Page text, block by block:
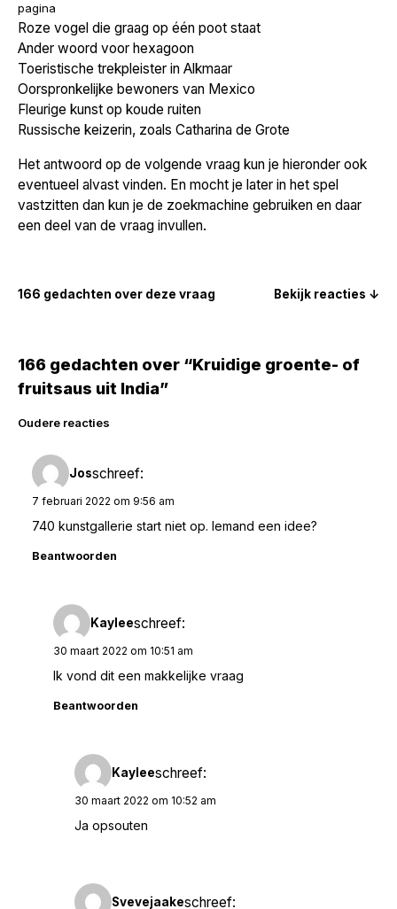
pagina
Roze vogel die graag op één poot staat
Ander woord voor hexagoon
Toeristische trekpleister in Alkmaar
Oorspronkelijke bewoners van Mexico
Fleurige kunst op koude ruiten
Russische keizerin, zoals Catharina de Grote
Het antwoord op de volgende vraag kun je hieronder ook
eventueel alvast vinden. En mocht je later in het spel
vastzitten dan kun je de zoekmachine gebruiken en daar
een deel van de vraag invullen.
166 gedachten over deze vraag Bekijk reacties ↓
166 gedachten over “Kruidige groente- of
fruitsaus uit India”
Reacties
navigatie
Oudere reacties
Josschreef:
7 februari 2022 om 9:56 am
740 kunstgallerie start niet op. Iemand een idee?
Beantwoorden
Kayleeschreef:
30 maart 2022 om 10:51 am
Ik vond dit een makkelijke vraag
Beantwoorden
Kayleeschreef:
30 maart 2022 om 10:52 am
Ja opsouten
Svevejaakeschreef: